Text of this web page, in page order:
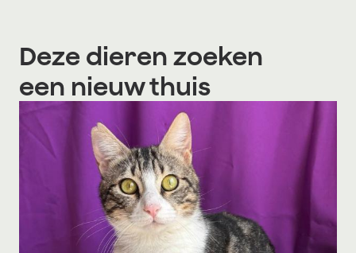
Deze dieren zoeken
een nieuw thuis